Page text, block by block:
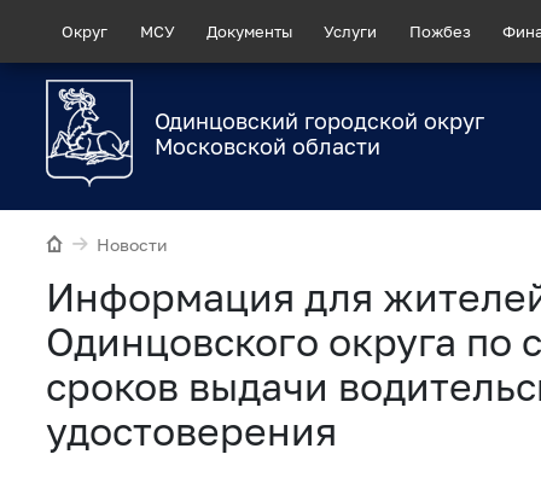
Округ МСУ Документы Услуги Пожбез
Одинцовский городской округ
Московской области
Новости
Информация для
Одинцовского округа
сроков выдачи
удостоверения